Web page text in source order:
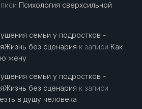
Психология сверхсильной
семьи у подростков -
без сценария к записи Как
жену
семьи у подростков -
без сценария к записи
в душу человека